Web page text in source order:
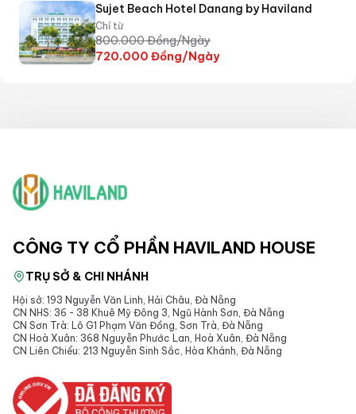
Sujet Beach Hotel Danang by Haviland
Chỉ từ
800.000Đồng/Ngày
720.000 Đồng/Ngày
CÔNG TY CỔ PHẦN HAVILAND HOUSE
TRỤ SỞ & CHI NHÁNH
Hội sở: 193 Nguyễn Văn Linh, Hải Châu, Đà Nẵng
CN NHS: 36 - 38 Khuê Mỹ Đông 3, Ngũ Hành Sơn, Đà Nẵng
CN Sơn Trà: Lô G1 Phạm Văn Đồng, Sơn Trà, Đà Nẵng
CN Hoà Xuân: 368 Nguyễn Phước Lan, Hoà Xuân, Đà Nẵng
CN Liên Chiểu: 213 Nguyễn Sinh Sắc, Hòa Khánh, Đà Nẵng